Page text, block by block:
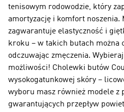
tenisowym rodowodzie, który
amortyzację i komfort
zagwarantuje elastyczność i
kroku – w takich butach można
odczuwając zmęczenia.
możliwości! Cholewki butów
wysokogatunkowej skóry –
wyboru masz również modele z
gwarantujących przepływ